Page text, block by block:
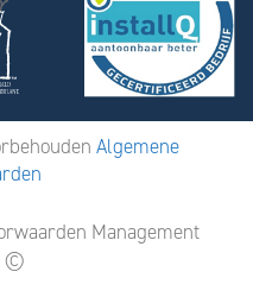
Algemene
Management
©